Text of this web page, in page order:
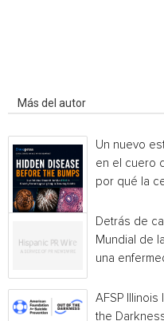
Más del autor
Un nuevo
en el cuero
por qué la
Detrás de
Mundial de
una
AFSP
the